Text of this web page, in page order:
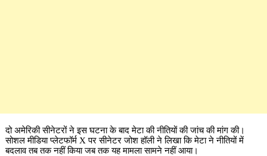
दो अमेरिकी सीनेटरों ने इस घटना के बाद मेटा की नीतियों की जांच की मांग की।
सोशल मीडिया प्लेटफॉर्म X पर सीनेटर जोश हॉली ने लिखा कि मेटा ने नीतियों में
बदलाव तब तक नहीं किया जब तक यह मामला सामने नहीं आया।